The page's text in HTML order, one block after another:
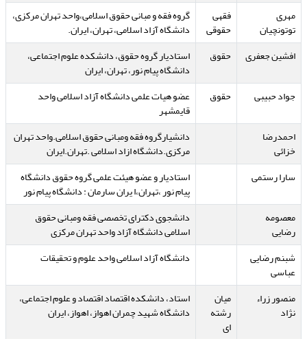
مهری
توتونچیان
فقهی
حقوقی
گروه فقه و مبانی حقوق اسلامی،واحد تهران مرکزی،
دانشگاه آزاد اسلامی، تهران، ایران.
افشین جعفری
حقوق استادیار گروه حقوق، دانشکده علوم اجتماعی،
دانشگاه پیام نور، تهران، ایران
جواد حبیبی
حقوق عضو هیات علمی دانشگاه آزاد اسلامی واحد
قایمشهر
احمدرضا
خزائی
دانشیارگروه فقه ومبانی حقوق اسلامی.واحد تهران
مرکزی.دانشگاه ازاد اسلامی .تهران.ایران
سارا رستمی
استادیار و عضو هیئت علمی گروه حقوق دانشگاه
پیام نور ،تهران،ا یران سارمان : دانشگاه پیام نور
معصومه
رضایی
دانشجوی دکترای تخصصی فقه ومبانی حقوق
اسلامی دانشگاه آزاد واحد تهران مرکزی
شبنم رضایی
عباسی
دانشگاه‌ آزاد اسلامی واحد علوم و تحقیقات
منصور زراء
نژاد
میان
رشته
ای
استاد، دانشکده اقتصاد اقتصاد و علوم اجتماعی،
دانشگاه شهید چمران اهواز، اهواز، ایران